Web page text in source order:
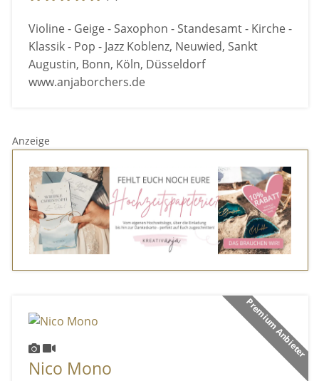
Violine - Geige - Saxophon - Standesamt - Kirche -
Klassik - Pop - Jazz Koblenz, Neuwied, Sankt
Augustin, Bonn, Köln, Düsseldorf
www.anjaborchers.de
Anzeige
Premium Anbieter
Nico Mono